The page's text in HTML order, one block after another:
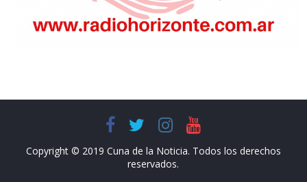
Copyright © 2019 Cuna de la Noticia. Todos los derechos
reservados.